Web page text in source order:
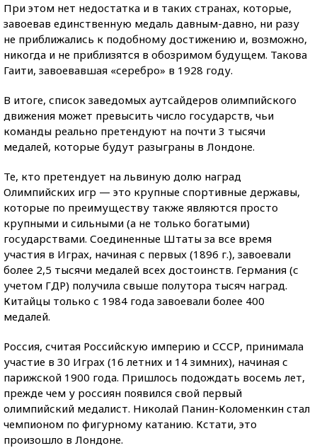
При этом нет недостатка и в таких странах, которые,
завоевав единственную медаль давным-давно, ни разу
не приближались к подобному достижению и, возможно,
никогда и не приблизятся в обозримом будущем. Такова
Гаити, завоевавшая «серебро» в 1928 году.
В итоге, список заведомых аутсайдеров олимпийского
движения может превысить число государств, чьи
команды реально претендуют на почти 3 тысячи
медалей, которые будут разыграны в Лондоне.
Те, кто претендует на львиную долю наград
Олимпийских игр — это крупные спортивные державы,
которые по преимуществу также являются просто
крупными и сильными (а не только богатыми)
государствами. Соединенные Штаты за все время
участия в Играх, начиная с первых (1896 г.), завоевали
более 2,5 тысячи медалей всех достоинств. Германия (с
учетом ГДР) получила свыше полутора тысяч наград.
Китайцы только с 1984 года завоевали более 400
медалей.
Россия, считая Российскую империю и СССР, принимала
участие в 30 Играх (16 летних и 14 зимних), начиная с
парижской 1900 года. Пришлось подождать восемь лет,
прежде чем у россиян появился свой первый
олимпийский медалист. Николай Панин-Коломенкин стал
чемпионом по фигурному катанию. Кстати, это
произошло в Лондоне.